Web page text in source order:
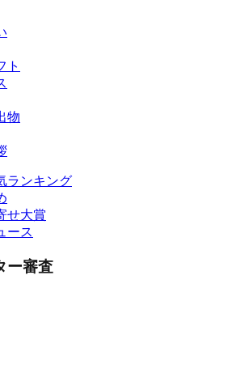
ト
物
ランキング
せ大賞
ース
ー審査